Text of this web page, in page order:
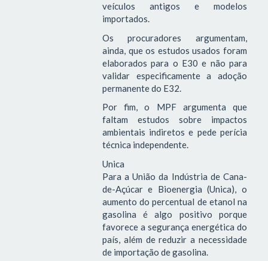
veículos antigos e modelos
importados.
Os procuradores argumentam,
ainda, que os estudos usados foram
elaborados para o E30 e não para
validar especificamente a adoção
permanente do E32.
Por fim, o MPF argumenta que
faltam estudos sobre impactos
ambientais indiretos e pede perícia
técnica independente.
Unica
Para a União da Indústria de Cana-
de-Açúcar e Bioenergia (Unica), o
aumento do percentual de etanol na
gasolina é algo positivo porque
favorece a segurança energética do
país, além de reduzir a necessidade
de importação de gasolina.